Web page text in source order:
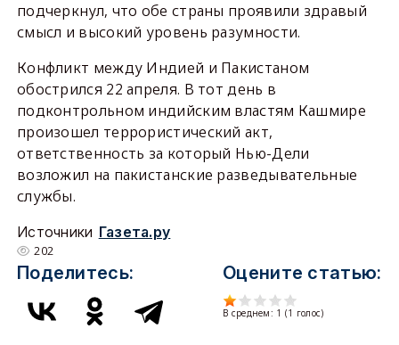
подчеркнул, что обе страны проявили здравый
смысл и высокий уровень разумности.
Конфликт между Индией и Пакистаном
обострился 22 апреля. В тот день в
подконтрольном индийским властям Кашмире
произошел террористический акт,
ответственность за который Нью-Дели
возложил на пакистанские разведывательные
службы.
Источники Газета.ру
202
Поделитесь: Оцените статью:
В среднем: 1 (1 голос)